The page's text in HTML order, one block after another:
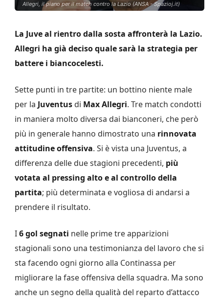
Allegri, il piano per il match contro la Lazio (ANSA - Spazioj.it)
La Juve al rientro dalla sosta affronterà la Lazio.
Allegri ha già deciso quale sarà la strategia per
battere i biancocelesti.
Sette punti in tre partite: un bottino niente male
per la Juventus di Max Allegri. Tre match condotti
in maniera molto diversa dai bianconeri, che però
più in generale hanno dimostrato una rinnovata
attitudine offensiva. Si è vista una Juventus, a
differenza delle due stagioni precedenti, più
votata al pressing alto e al controllo della
partita; più determinata e vogliosa di andarsi a
prendere il risultato.
I6 gol segnati nelle prime tre apparizioni
stagionali sono una testimonianza del lavoro che si
sta facendo ogni giorno alla Continassa per
migliorare la fase offensiva della squadra. Ma sono
anche un segno della qualità del reparto d’attacco